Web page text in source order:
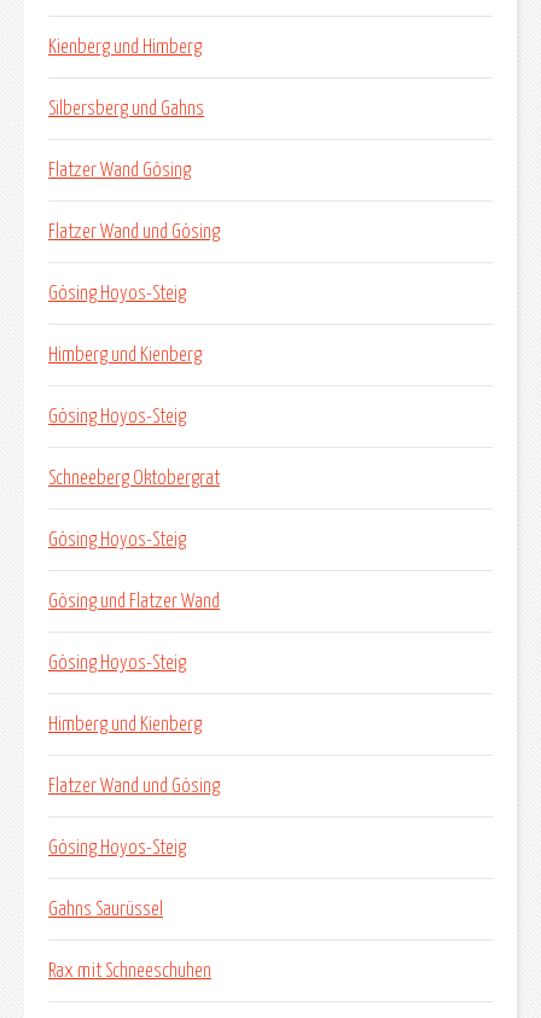
Kienberg und Himberg
Silbersberg und Gahns
Flatzer Wand Gösing
Flatzer Wand und Gösing
Gösing Hoyos-Steig
Himberg und Kienberg
Gösing Hoyos-Steig
Schneeberg Oktobergrat
Gösing Hoyos-Steig
Gösing und Flatzer Wand
Gösing Hoyos-Steig
Himberg und Kienberg
Flatzer Wand und Gösing
Gösing Hoyos-Steig
Gahns Saurüssel
Rax mit Schneeschuhen